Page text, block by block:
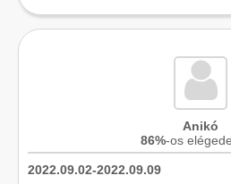
Anikó
86%-os
2022.09.02-2022.09.09